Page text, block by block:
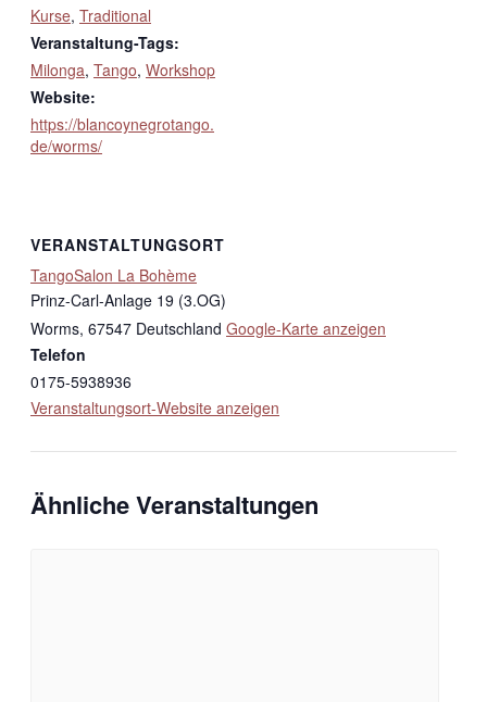
Kurse, Traditional
Veranstaltung-Tags:
Milonga, Tango, Workshop
Website:
https://blancoynegrotango.
de/worms/
VERANSTALTUNGSORT
TangoSalon La Bohème
Prinz-Carl-Anlage 19 (3.OG)
Worms, 67547 Deutschland Google-Karte anzeigen
Telefon
0175-5938936
Veranstaltungsort-Website anzeigen
Ähnliche Veranstaltungen